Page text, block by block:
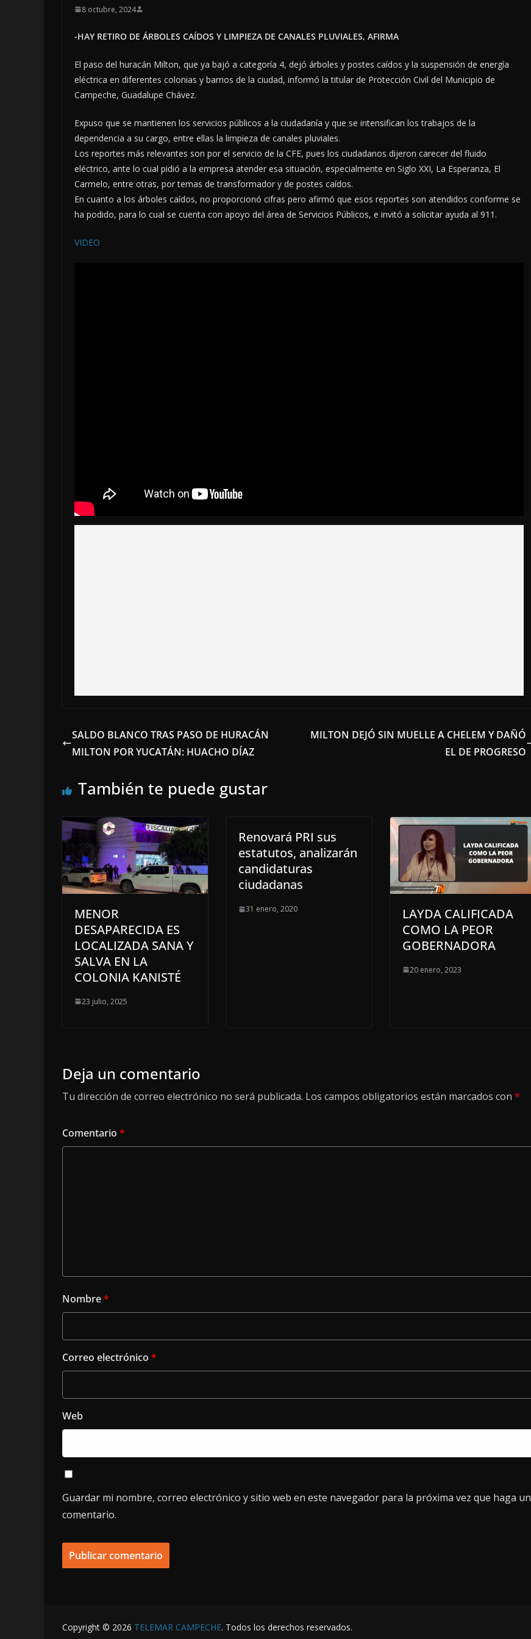
8 octubre, 2024
-HAY RETIRO DE ÁRBOLES CAÍDOS Y LIMPIEZA DE CANALES PLUVIALES, AFIRMA
El paso del huracán Milton, que ya bajó a categoría 4, dejó árboles y postes caídos y la suspensión de energía
eléctrica en diferentes colonias y barrios de la ciudad, informó la titular de Protección Civil del Municipio de
Campeche, Guadalupe Chávez.
Expuso que se mantienen los servicios públicos a la ciudadanía y que se intensifican los trabajos de la
dependencia a su cargo, entre ellas la limpieza de canales pluviales.
Los reportes más relevantes son por el servicio de la CFE, pues los ciudadanos dijeron carecer del fluido
eléctrico, ante lo cual pidió a la empresa atender esa situación, especialmente en Siglo XXI, La Esperanza, El
Carmelo, entre otras, por temas de transformador y de postes caídos.
En cuanto a los árboles caídos, no proporcionó cifras pero afirmó que esos reportes son atendidos conforme se
ha podido, para lo cual se cuenta con apoyo del área de Servicios Públicos, e invitó a solicitar ayuda al 911.
VIDEO
SALDO BLANCO TRAS PASO DE HURACÁN
MILTON POR YUCATÁN: HUACHO DÍAZ
MILTON DEJÓ SIN MUELLE A CHELEM Y DAÑÓ
EL DE PROGRESO
También te puede gustar
MENOR
DESAPARECIDA ES
LOCALIZADA SANA Y
SALVA EN LA
COLONIA KANISTÉ
23 julio, 2025
Renovará PRI sus
estatutos, analizarán
candidaturas
ciudadanas
31 enero, 2020
LAYDA CALIFICADA
COMO LA PEOR
GOBERNADORA
20 enero, 2023
Deja un comentario
Tu dirección de correo electrónico no será publicada. Los campos obligatorios están marcados con *
Comentario *
Nombre*
Correo electrónico *
Web
Guardar mi nombre, correo electrónico y sitio web en este navegador para la próxima vez que haga un
comentario.
Copyright © 2026 TELEMAR CAMPECHE. Todos los derechos reservados.